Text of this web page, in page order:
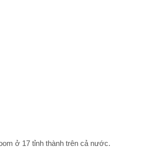
ở 17 tỉnh thành trên cả nước.